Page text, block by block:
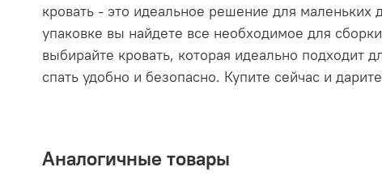
кровать - это идеальное решение для
упаковке вы найдете все необходимое для
выбирайте кровать, которая идеально
спать удобно и безопасно. Купите сейчас и
Аналогичные товары